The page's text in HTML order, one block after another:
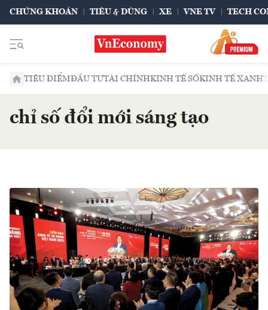
CHỨNG KHOÁN TIÊU & DÙNG XE VNE TV TECH
TIÊU ĐIỂMĐẦU TƯTÀI CHÍNHKINH TẾ SỐKINH TẾ XANH
chỉ số đổi mới sáng tạo